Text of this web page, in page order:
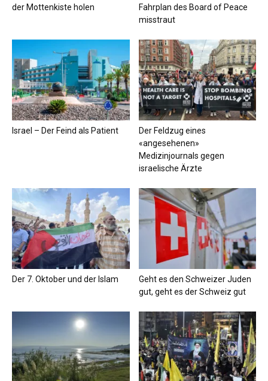
der Mottenkiste holen
Fahrplan des Board of Peace
misstraut
Israel – Der Feind als Patient
Der Feldzug eines
«angesehenen»
Medizinjournals gegen
israelische Ärzte
Der 7. Oktober und der Islam
Geht es den Schweizer Juden
gut, geht es der Schweiz gut